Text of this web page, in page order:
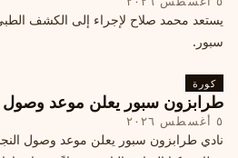
يستعد محمد صلاح لإجراء إلى الكشف الطبي
سبور.
كورة
طرابزون سبور يعلن موعد وصول
٥ أغسطس ٢٠٢٦
نادي طرابزون سبور يعلن موعد وصول